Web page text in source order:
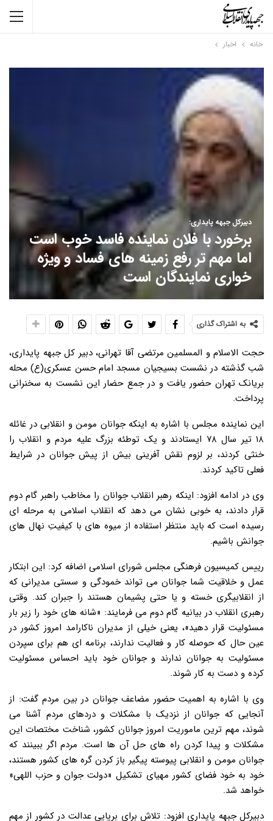
خانه اخبار
دبیرکل جبهه پایداری:
برخورد با فلان نماینده فاسد خوب است
اما مهم تر رفع زمینه های فساد و ویژه
خواری نمایندگان است
به اشتراک گذاری
حجت الاسلام و المسلمین مرتضی آقا تهرانی، دبیر کل جبهه پایداری،
شب گذشته در نشست بسیجیان مسجد امام حسن عسکری(ع) محله
بریانک تهران حضور یافت و در جمع حضار این نشست به سخنرانی
پرداخت.
این نماینده مجلس با اشاره به اینکه جوانان مومن و انقلابی در غائله
۱۸ تیر سال ۷۸ ایستادند و یک توطئه بزرگ علیه مردم و انقلاب را
خنثی کردند، بر لزوم نقش آفرینی بیش از پیش جوانان در شرایط
فعلی تاکید کردند.
وی در ادامه افزود: اینکه رهبر انقلاب جوانان را مخاطب راهبر گام دوم
قرار دادند، به خوبی نشان می دهد که انقلاب اسلامی به مرحله ای
رسیده است که باید منتظر استفاده از میوه های با کیفیتِ نهال های
جوانش باشیم.
رییس کمیسیون فرهنگی مجلس شورای اسلامی اضافه کرد: این ابتکار
عمل و خلاقیت شما جوانان می تواند خمودگی و سستی مدیرانی که
از انقلابیگری خسته و یا حتی پشیمان هستند را جبران کند. وقتی
رهبری انقلاب در بیانیه گام دوم می فرمایند: «شانه های خود را زیر بار
مسئولیت قرار دهید»، یعنی خیلی از مدیران ناکارامد امروز کشور در
عین حال که حوصله کار و فعالیت ندارند، برنامه ای هم برای سپردن
مسئولیت به جوانان ندارند و جوانان خود باید احساس مسئولیت
کرده و دست به کار شوند.
وی با اشاره به اهمیت حضور مضاعف جوانان در بین مردم گفت: از
آنجایی که جوانان از نزدیک با مشکلات و دردهای مردم آشنا می
شوند، مهم ترین ماموریت امروز جوانان کشور، شناخت مختصات این
مشکلات و پیدا کردن راه های حل آن ها است. مردم اگر ببینند که
جوانان مومن و انقلابی پیوسته پیگیر باز کردن گره های کشور هستند،
خود به خود فضای کشور مهیای تشکیل «دولت جوان و حزب اللهی»
خواهد شد.
دبیرکل جبهه پایداری افزود: تلاش برای برپایی عدالت در کشور از مهم